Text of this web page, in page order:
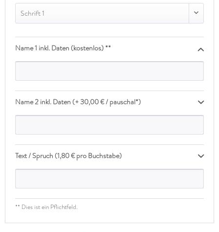
Schrift 1
Name 1 inkl. Daten (kostenlos) **
Name 2 inkl. Daten (+ 30,00 € / pauschal*)
Text / Spruch (1,80 € pro Buchstabe)
** Dies ist ein Pflichtfeld.